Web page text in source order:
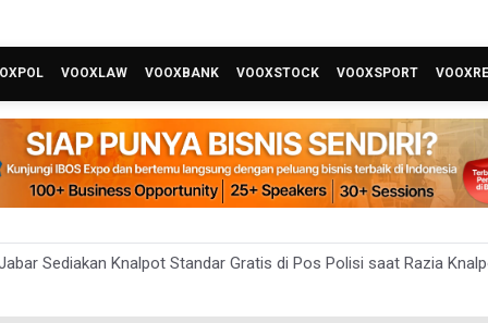
VOOXLAW VOOXBANK VOOXSTOCK VOOXSPORT
Sediakan Knalpot Standar Gratis di Pos Polisi saat Razia